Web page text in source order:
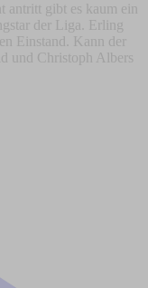
gibt es kaum ein
der Liga. Erling
Einstand. Kann der
und Christoph Albers